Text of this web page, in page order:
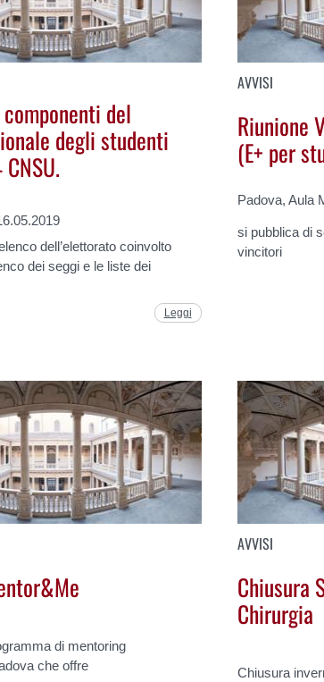
del
degli studenti
dell’elettorato coinvolto
dei seggi e le liste dei
Leggi
AVVISI
Riunione
(E+ per
Padova, Aula
si pubblica di
vincitori
di mentoring
che offre
AVVISI
Chiusura
Chirurgia
Chiusura